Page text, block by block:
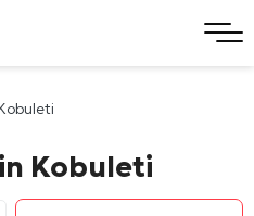
Kobuleti